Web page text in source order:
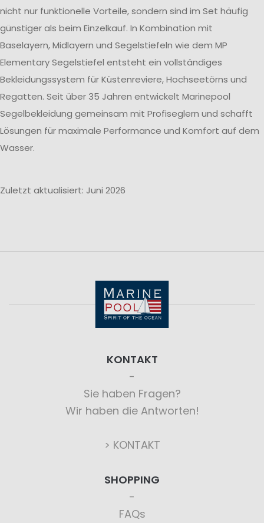
nicht nur funktionelle Vorteile, sondern sind im Set häufig
günstiger als beim Einzelkauf. In Kombination mit
Baselayern, Midlayern und Segelstiefeln wie dem MP
Elementary Segelstiefel entsteht ein vollständiges
Bekleidungssystem für Küstenreviere, Hochseetörns und
Regatten. Seit über 35 Jahren entwickelt Marinepool
Segelbekleidung gemeinsam mit Profiseglern und schafft
Lösungen für maximale Performance und Komfort auf dem
Wasser.
Zuletzt aktualisiert: Juni 2026
KONTAKT
Sie haben Fragen?
Wir haben die Antworten!
> KONTAKT
SHOPPING
FAQs